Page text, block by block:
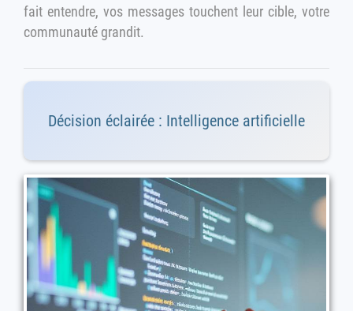
fait entendre, vos messages touchent leur cible, votre
communauté grandit.
Décision éclairée : Intelligence artificielle